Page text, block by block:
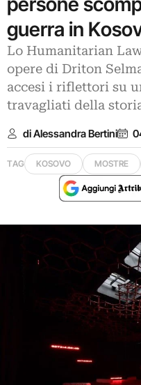
guerra in
Lo Humanitarian
opere di Driton
accesi i riflettori su
travagliati della
di Alessandra Bertini
TAG KOSOVO MOSTRE